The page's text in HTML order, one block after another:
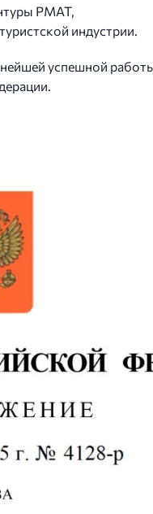
РМАТ,
индустрии.
успешной